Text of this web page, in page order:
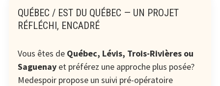
QUÉBEC / EST DU QUÉBEC — UN PROJET
RÉFLÉCHI, ENCADRÉ
Vous êtes de Québec, Lévis, Trois-Rivières ou
Saguenayet préférez une approche plus posée?
Medespoir propose un suivi pré-opératoire